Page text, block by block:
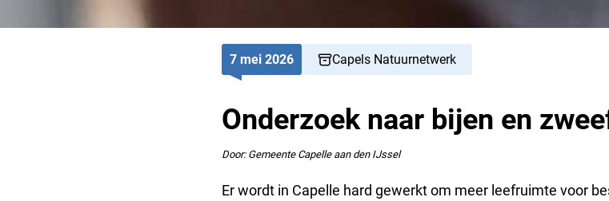
7 mei 2026 Capels Natuurnetwerk
Onderzoek naar bijen en
Door: Gemeente Capelle aan den IJssel
Er wordt in Capelle hard gewerkt om meer leefruimte voor